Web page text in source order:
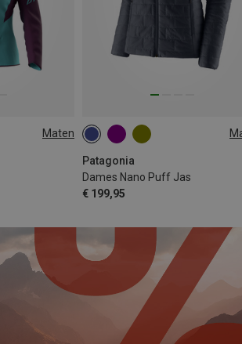
Maten
Patagonia
Dames Nano Puff Jas
€ 199,95
XS S M